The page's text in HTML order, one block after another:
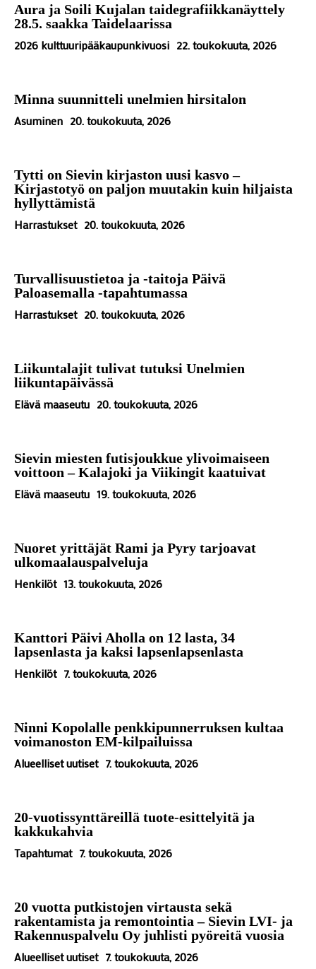
Aura ja Soili Kujalan taidegrafiikkanäyttely
28.5. saakka Taidelaarissa
2026 kulttuuripääkaupunkivuosi 22. toukokuuta, 2026
Minna suunnitteli unelmien hirsitalon
Asuminen 20. toukokuuta, 2026
Tytti on Sievin kirjaston uusi kasvo –
Kirjastotyö on paljon muutakin kuin hiljaista
hyllyttämistä
Harrastukset 20. toukokuuta, 2026
Turvallisuustietoa ja -taitoja Päivä
Paloasemalla -tapahtumassa
Harrastukset 20. toukokuuta, 2026
Liikuntalajit tulivat tutuksi Unelmien
liikuntapäivässä
Elävä maaseutu 20. toukokuuta, 2026
Sievin miesten futisjoukkue ylivoimaiseen
voittoon – Kalajoki ja Viikingit kaatuivat
Elävä maaseutu 19. toukokuuta, 2026
Nuoret yrittäjät Rami ja Pyry tarjoavat
ulkomaalauspalveluja
Henkilöt 13. toukokuuta, 2026
Kanttori Päivi Aholla on 12 lasta, 34
lapsenlasta ja kaksi lapsenlapsenlasta
Henkilöt 7. toukokuuta, 2026
Ninni Kopolalle penkkipunnerruksen kultaa
voimanoston EM-kilpailuissa
Alueelliset uutiset 7. toukokuuta, 2026
20-vuotissynttäreillä tuote-esittelyitä ja
kakkukahvia
Tapahtumat 7. toukokuuta, 2026
20 vuotta putkistojen virtausta sekä
rakentamista ja remontointia – Sievin LVI- ja
Rakennuspalvelu Oy juhlisti pyöreitä vuosia
Alueelliset uutiset 7. toukokuuta, 2026